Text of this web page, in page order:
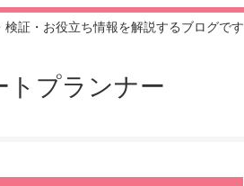
証・お役立ち情報を解説するブログです
トプランナー